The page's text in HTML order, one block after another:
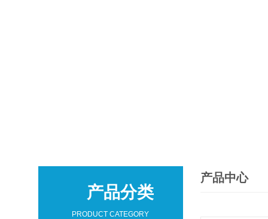
产品分类
PRODUCT CATEGORY
产品中心